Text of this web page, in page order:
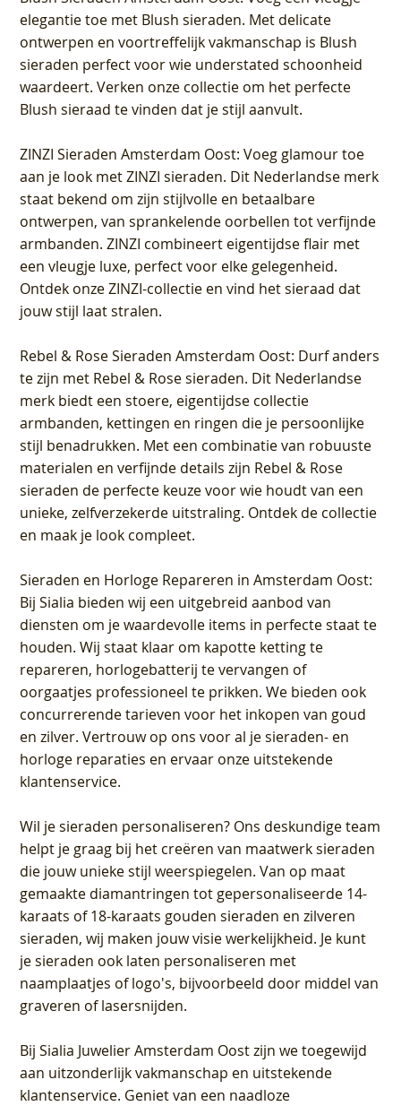
elegantie toe met Blush sieraden. Met delicate
ontwerpen en voortreffelijk vakmanschap is Blush
sieraden perfect voor wie understated schoonheid
waardeert. Verken onze collectie om het perfecte
Blush sieraad te vinden dat je stijl aanvult.
ZINZI Sieraden Amsterdam Oost: Voeg glamour toe
aan je look met ZINZI sieraden. Dit Nederlandse merk
staat bekend om zijn stijlvolle en betaalbare
ontwerpen, van sprankelende oorbellen tot verfijnde
armbanden. ZINZI combineert eigentijdse flair met
een vleugje luxe, perfect voor elke gelegenheid.
Ontdek onze ZINZI-collectie en vind het sieraad dat
jouw stijl laat stralen.
Rebel & Rose Sieraden Amsterdam Oost: Durf anders
te zijn met Rebel & Rose sieraden. Dit Nederlandse
merk biedt een stoere, eigentijdse collectie
armbanden, kettingen en ringen die je persoonlijke
stijl benadrukken. Met een combinatie van robuuste
materialen en verfijnde details zijn Rebel & Rose
sieraden de perfecte keuze voor wie houdt van een
unieke, zelfverzekerde uitstraling. Ontdek de collectie
en maak je look compleet.
Sieraden en Horloge Repareren in Amsterdam Oost:
Bij Sialia bieden wij een uitgebreid aanbod van
diensten om je waardevolle items in perfecte staat te
houden. Wij staat klaar om kapotte ketting te
repareren, horlogebatterij te vervangen of
oorgaatjes professioneel te prikken. We bieden ook
concurrerende tarieven voor het inkopen van goud
en zilver. Vertrouw op ons voor al je sieraden- en
horloge reparaties en ervaar onze uitstekende
klantenservice.
Wil je sieraden personaliseren? Ons deskundige team
helpt je graag bij het creëren van maatwerk sieraden
die jouw unieke stijl weerspiegelen. Van op maat
gemaakte diamantringen tot gepersonaliseerde 14-
karaats of 18-karaats gouden sieraden en zilveren
sieraden, wij maken jouw visie werkelijkheid. Je kunt
je sieraden ook laten personaliseren met
naamplaatjes of logo's, bijvoorbeeld door middel van
graveren of lasersnijden.
BijSialia Juwelier Amsterdam Oostzijn we toegewijd
aan uitzonderlijk vakmanschap en uitstekende
klantenservice. Geniet van een naadloze